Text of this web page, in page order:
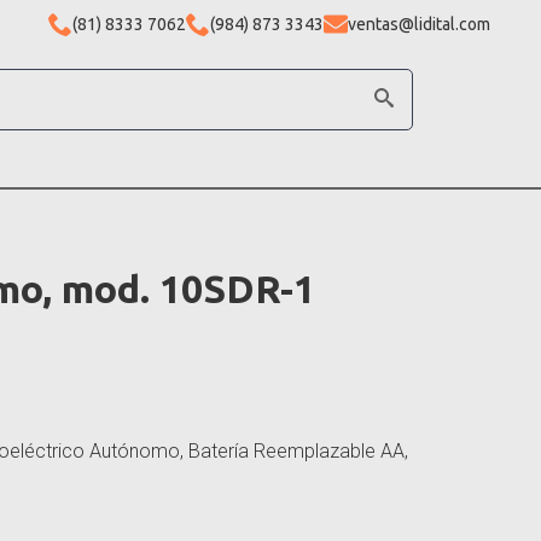
(81) 8333 7062 (984) 873 3343 ventas@lidital.com
mod. 10SDR-1
Autónomo, Batería Reemplazable AA,